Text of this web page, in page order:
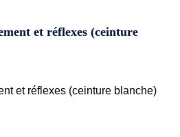
et réflexes (ceinture